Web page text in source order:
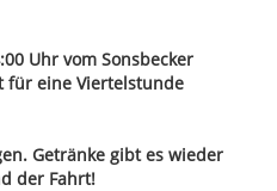
Uhr vom Sonsbecker
für eine Viertelstunde
Getränke gibt es wieder
der Fahrt!